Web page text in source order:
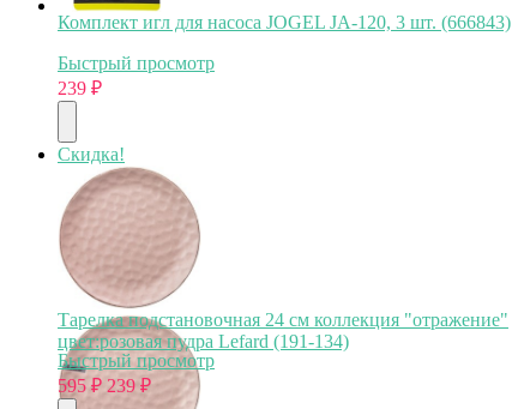
Комплект игл для насоса JOGEL JA-120, 3 шт. (666843)
Быстрый просмотр
239 ₽
Скидка!
Тарелка подстановочная 24 см коллекция "отражение"
цвет:розовая пудра Lefard (191-134)
Быстрый просмотр
595₽ 239 ₽